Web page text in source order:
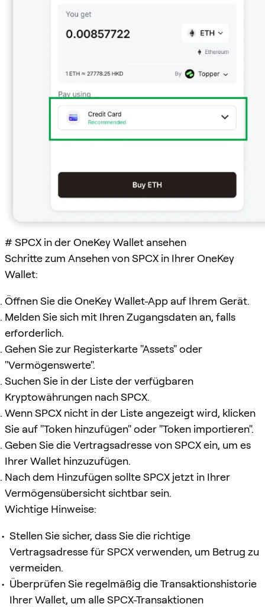
# SPCX in der OneKey Wallet ansehen
Schritte zum Ansehen von SPCX in Ihrer OneKey
Wallet:
Öffnen Sie die OneKey Wallet-App auf Ihrem Gerät.
Melden Sie sich mit Ihren Zugangsdaten an, falls
erforderlich.
Gehen Sie zur Registerkarte "Assets" oder
"Vermögenswerte".
Suchen Sie in der Liste der verfügbaren
Kryptowährungen nach SPCX.
Wenn SPCX nicht in der Liste angezeigt wird, klicken
Sie auf "Token hinzufügen" oder "Token importieren".
Geben Sie die Vertragsadresse von SPCX ein, um es
Ihrer Wallet hinzuzufügen.
Nach dem Hinzufügen sollte SPCX jetzt in Ihrer
Vermögensübersicht sichtbar sein.
Wichtige Hinweise:
Stellen Sie sicher, dass Sie die richtige
Vertragsadresse für SPCX verwenden, um Betrug zu
vermeiden.
Überprüfen Sie regelmäßig die Transaktionshistorie
Ihrer Wallet, um alle SPCX-Transaktionen